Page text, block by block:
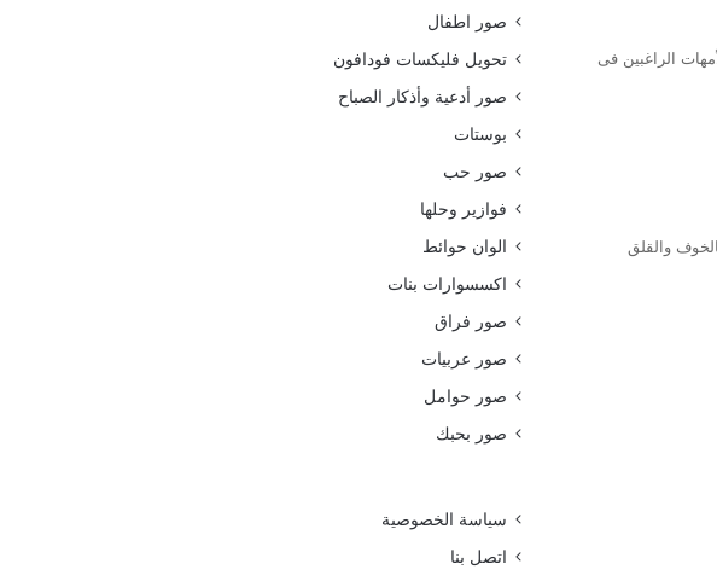
الراغبين فى
والقلق
صور اطفال
تحويل فليكسات فودافون
صور أدعية وأذكار الصباح
بوستات
صور حب
فوازير وحلها
الوان حوائط
اكسسوارات بنات
صور فراق
صور عربيات
صور حوامل
صور بحبك
سياسة الخصوصية
اتصل بنا